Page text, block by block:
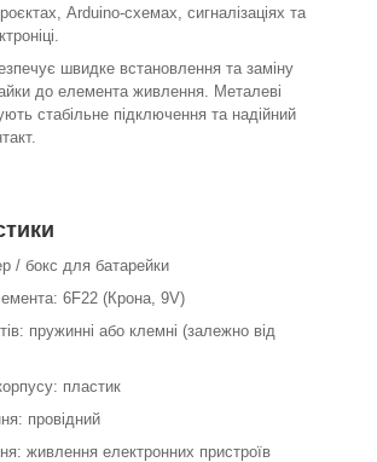
Arduino-схемах, сигналізаціях та
швидке встановлення та заміну
до елемента живлення. Металеві
стабільне підключення та надійний
/ бокс для батарейки
6F22 (Крона, 9V)
пружинні або клемні (залежно від
пластик
провідний
живлення електронних пристроїв